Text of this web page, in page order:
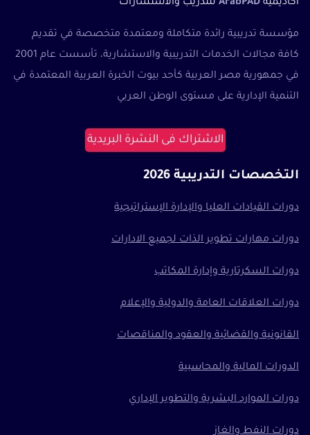
أكاديمية ArabPAD للتدريب والاستشارات
مؤسسة تدريبية رائدة متكاملة ومعتمدة متخصصة في تقديم
كافة مجالات الخدمات التدريبية والاستشارية، تأسست عام 2001
في جمهورية مصر العربية كأحد بيوت الخبرة العربية المعتمدة في
التنمية الإدارية على مستوى الوطن العربي
الاشتراك فى النشرة البريدية
التخصصات التدريبية 2026
دورات القيادات العليا والإدارة الإستراتيجية
دورات مهارات تطوير الذات لجميع الادارات
دورات السكرتارية وإدارة المكاتب
دورات العلاقات العامة والدولية والإعلام
القانونية والقضائية والعقود والمناقصات
الدورات المالية والمحاسبية
دورات الموارد البشرية والتطوير الإداري
دورات النفط والغاز